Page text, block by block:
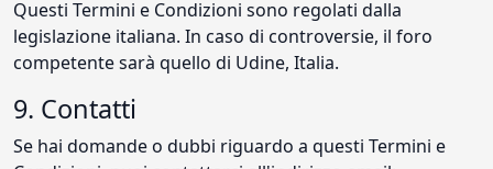
Questi Termini e Condizioni sono regolati dalla
legislazione italiana. In caso di controversie, il foro
competente sarà quello di Udine, Italia.
9. Contatti
Se hai domande o dubbi riguardo a questi Termini e